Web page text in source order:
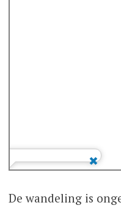
De wandeling is